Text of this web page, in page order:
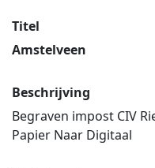
Titel
Amstelveen
Beschrijving
Begraven impost CIV
Papier Naar Digitaal